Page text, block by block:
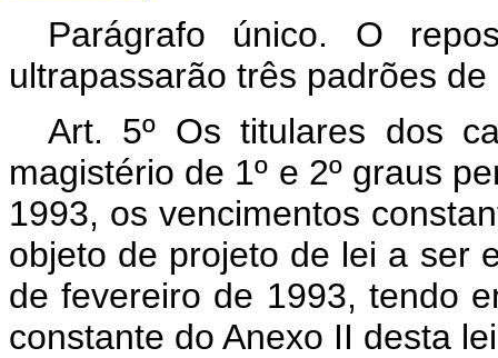
Parágrafo único. O
ultrapassarão três padrões
Art. 5º Os titulares dos
magistério de 1º e 2º graus
1993, os vencimentos
objeto de projeto de lei a ser
de fevereiro de 1993, tendo
constante do Anexo II